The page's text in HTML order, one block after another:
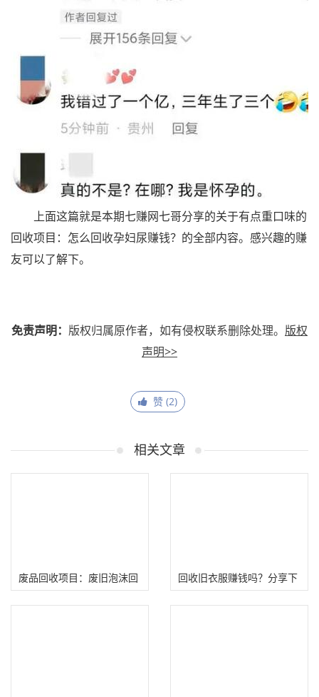
上面这篇就是本期七赚网七哥分享的关于有点重口味的
回收项目：怎么回收孕妇尿赚钱？的全部内容。感兴趣的赚
友可以了解下。
免责声明： 版权归属原作者，如有侵权联系删除处理。 版权
声明>>
赞 (2)
相关文章
废品回收项目：废旧泡沫回
收加工怎么赚钱？
回收旧衣服赚钱吗？分享下
如何通过回收旧衣服赚钱！